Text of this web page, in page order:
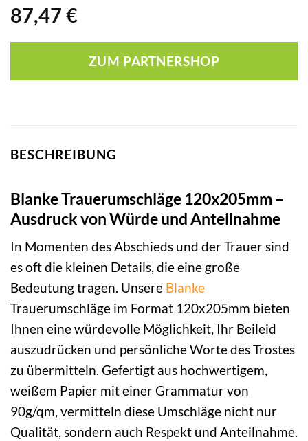
87,47 €
ZUM PARTNERSHOP
BESCHREIBUNG
Blanke Trauerumschläge 120x205mm –
Ausdruck von Würde und Anteilnahme
In Momenten des Abschieds und der Trauer sind
es oft die kleinen Details, die eine große
Bedeutung tragen. Unsere Blanke
Trauerumschläge im Format 120x205mm bieten
Ihnen eine würdevolle Möglichkeit, Ihr Beileid
auszudrücken und persönliche Worte des Trostes
zu übermitteln. Gefertigt aus hochwertigem,
weißem Papier mit einer Grammatur von
90g/qm, vermitteln diese Umschläge nicht nur
Qualität, sondern auch Respekt und Anteilnahme.